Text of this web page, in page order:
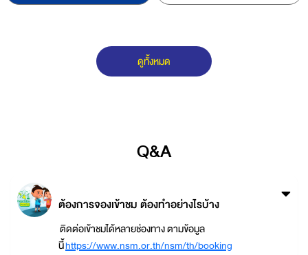
ดูทั้งหมด
Q&A
ต้องการจองเข้าชม ต้องทำอย่างไรบ้าง
ติดต่อเข้าชมได้หลายช่องทาง ตามข้อมูล
นี้https://www.nsm.or.th/nsm/th/booking